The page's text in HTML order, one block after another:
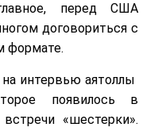
перед США
договориться с
формате.
интервью аятоллы
появилось в
«шестерки».